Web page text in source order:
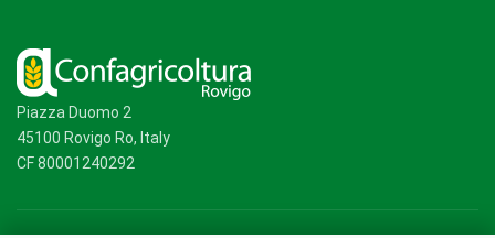
Piazza Duomo 2
45100 Rovigo Ro, Italy
CF 80001240292